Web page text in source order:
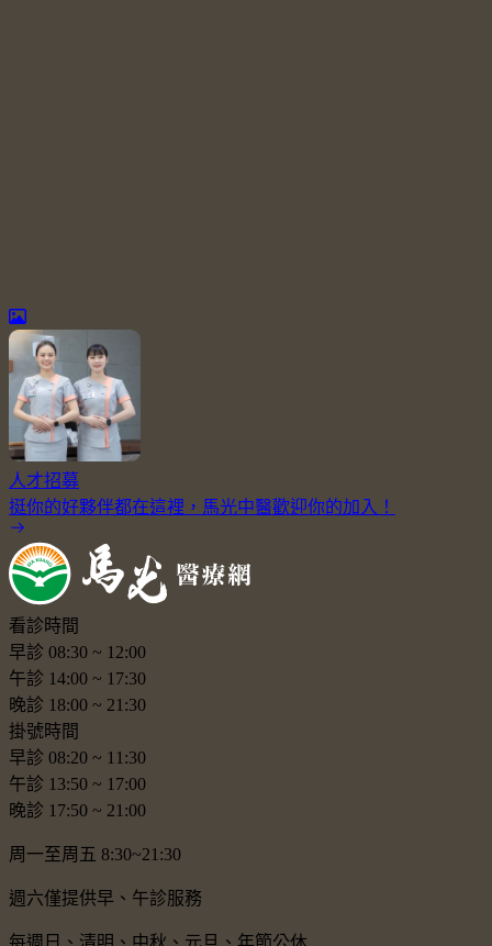
人才招募
挺你的好夥伴都在這裡，馬光中醫歡迎你的加入！
看診時間
早診 08:30 ~ 12:00
午診 14:00 ~ 17:30
晚診 18:00 ~ 21:30
掛號時間
早診 08:20 ~ 11:30
午診 13:50 ~ 17:00
晚診 17:50 ~ 21:00
周一至周五 8:30~21:30
週六僅提供早、午診服務
每週日、清明、中秋、元旦、年節公休